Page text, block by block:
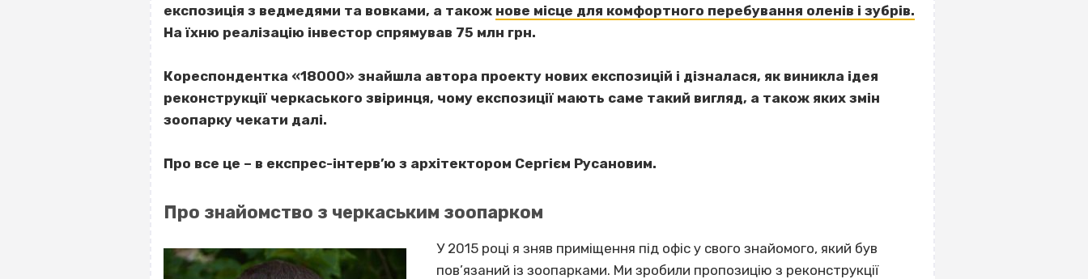
експозиція з ведмедями та вовками, а також нове місце для комфортного перебування оленів і зубрів.
На їхню реалізацію інвестор спрямував 75 млн грн.
Кореспондентка «18000» знайшла автора проекту нових експозицій і дізналася, як виникла ідея
реконструкції черкаського звіринця, чому експозиції мають саме такий вигляд, а також яких змін
зоопарку чекати далі.
Про все це – в експрес-інтерв’ю з архітектором Сергієм Русановим.
Про знайомство з черкаським зоопарком
У 2015 році я зняв приміщення під офіс у свого знайомого, який був
пов’язаний із зоопарками. Ми зробили пропозицію з реконструкції